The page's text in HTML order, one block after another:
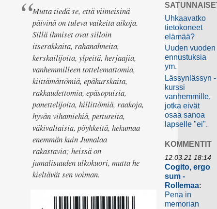
Mutta tiedä se, että viimeisinä
päivinä on tuleva vaikeita aikoja.
Sillä ihmiset ovat silloin
itserakkaita, rahanahneita,
kerskailijoita, ylpeitä, herjaajia,
vanhemmilleen tottelemattomia,
kiittämättömiä, epähurskaita,
rakkaudettomia, epäsopuisia,
panettelijoita, hillittömiä, raakoja,
hyvän vihamiehiä, pettureita,
väkivaltaisia, pöyhkeitä, hekumaa
enemmän kuin Jumalaa
rakastavia; heissä on
jumalisuuden ulkokuori, mutta he
kieltävät sen voiman.
Uhkaavatko
tietokoneet
elämää?
Uuden vuoden
ennustuksia
ym.
Lässynlässyn -
kurssi
vanhemmille,
jotka eivät
osaa sanoa
lapselle "ei".
KOMMENTIT
12.03.21 18:14
Cogito, ergo
sum -
Rollemaa:
Pena in
memorian